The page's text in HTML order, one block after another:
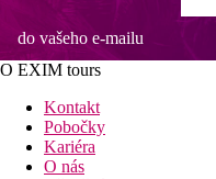
do vašeho e-mailu
O EXIM tours
Kontakt
Pobočky
Kariéra
O nás